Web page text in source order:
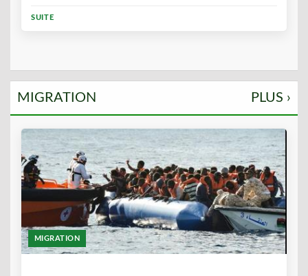
SUITE
MIGRATION PLUS ›
MIGRATION